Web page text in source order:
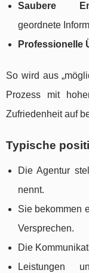
Saubere
geordnete
Professionelle
So wird aus
Prozess mit
Zufriedenheit auf
Typische
Die Agentur
nennt.
Sie bekommen
Versprechen.
Die
Leistungen